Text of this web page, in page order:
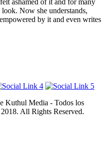
Now she understands,
by it and even writes
Kuthul Media - Todos los
All Rights Reserved.